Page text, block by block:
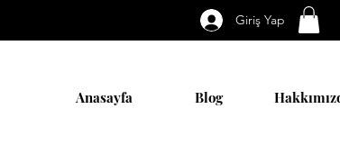
Giriş Yap
Anasayfa Blog